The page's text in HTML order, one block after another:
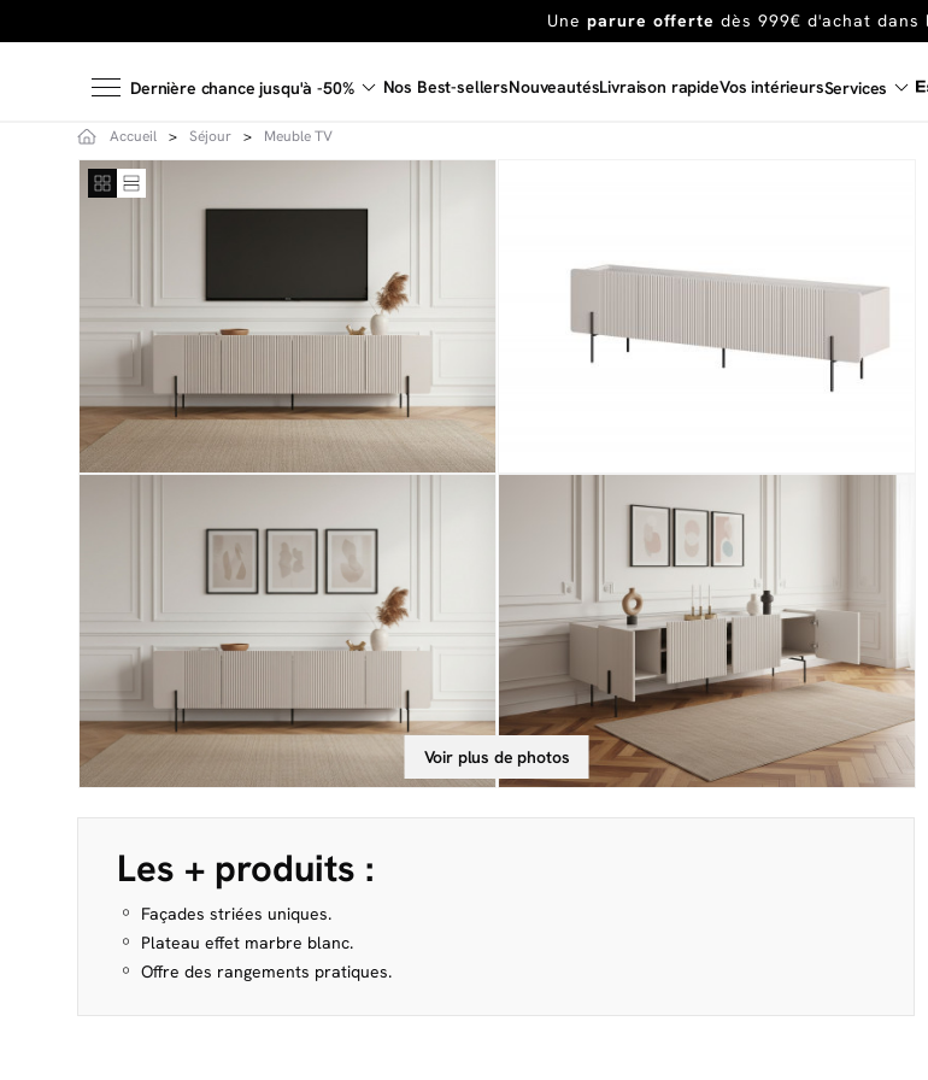
En ce moment, profitez d'untapis offert dès
Dernière chance jusqu'à -50% Nos Best-sellersNouveautésLivraison rapideVos intérieursServices
Accueil Séjour Meuble TV
Voir plus de photos
Les + produits :
Façades striées uniques.
Plateau effet marbre blanc.
Offre des rangements pratiques.